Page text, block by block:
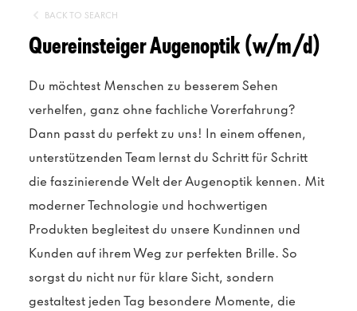
BACK TO SEARCH
Quereinsteiger Augenoptik (w/m/d)
Du möchtest Menschen zu besserem Sehen
verhelfen, ganz ohne fachliche Vorerfahrung?
Dann passt du perfekt zu uns! In einem offenen,
unterstützenden Team lernst du Schritt für Schritt
die faszinierende Welt der Augenoptik kennen. Mit
moderner Technologie und hochwertigen
Produkten begleitest du unsere Kundinnen und
Kunden auf ihrem Weg zur perfekten Brille. So
sorgst du nicht nur für klare Sicht, sondern
gestaltest jeden Tag besondere Momente, die